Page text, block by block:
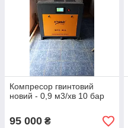
Компресор гвинтовий
новий - 0,9 м3/хв 10 бар
95 000 ₴